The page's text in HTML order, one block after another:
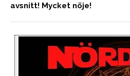
avsnitt! Mycket nöje!